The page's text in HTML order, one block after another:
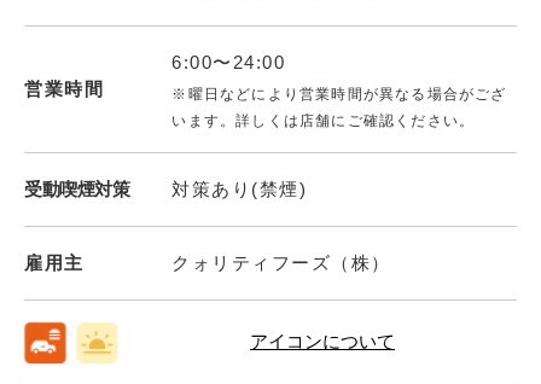
営業時間
6:00〜24:00
※曜日などにより営業時間が異なる場合がござ
います。詳しくは店舗にご確認ください。
受動喫煙対策 対策あり(禁煙)
雇用主 クォリティフーズ（株）
アイコンについて